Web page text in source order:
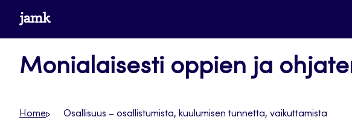
Siirrywww.jamk.fi
Monialaisesti oppien ja
Home Osallisuus – osallistumista, kuulumisen tunnetta, vaikuttamista